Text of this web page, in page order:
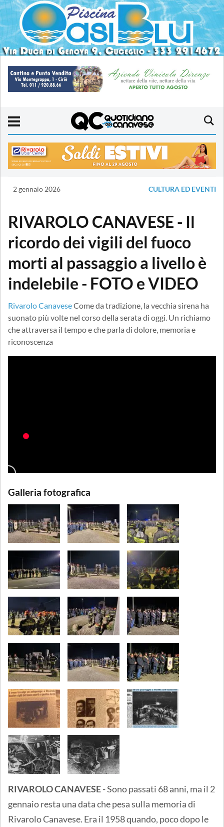
2 gennaio 2026 CULTURA ED EVENTI
RIVAROLO CANAVESE - Il
ricordo dei vigili del fuoco
morti al passaggio a livello è
indelebile - FOTO e VIDEO
Rivarolo CanaveseCome da tradizione, la vecchia sirena ha
suonato più volte nel corso della serata di oggi. Un richiamo
che attraversa il tempo e che parla di dolore, memoria e
riconoscenza
Galleria fotografica
RIVAROLO CANAVESE- Sono passati 68 anni, ma il 2
gennaio resta una data che pesa sulla memoria di
Rivarolo Canavese. Era il 1958 quando, poco dopo le